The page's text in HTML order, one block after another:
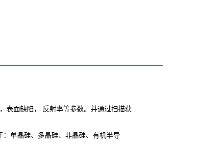
表面缺陷， 反射率等参数。并通过扫描获
单晶硅、多晶硅、非晶硅、有机半导